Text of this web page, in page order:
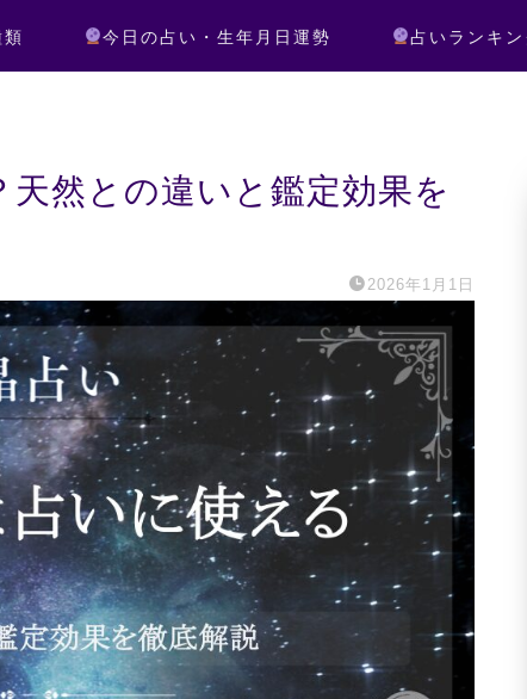
今日の占い・生年月日運勢 占いランキ
然との違いと鑑定効果を
2026年1月1日